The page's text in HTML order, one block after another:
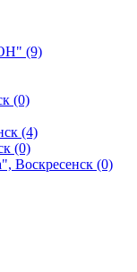
(9)
(0)
(4)
(0)
Воскресенск (0)